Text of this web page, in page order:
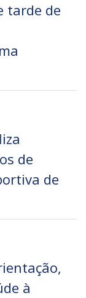
tarde de
de
de
à